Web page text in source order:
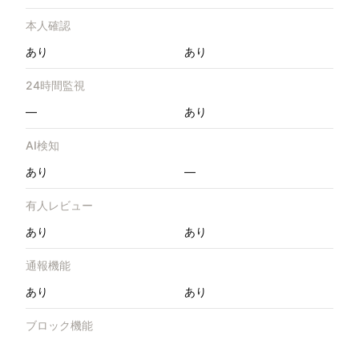
本人確認
あり
あり
24時間監視
—
あり
AI検知
あり
—
有人レビュー
あり
あり
通報機能
あり
あり
ブロック機能